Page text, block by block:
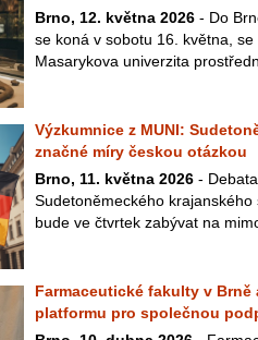
Brno, 12. května 2026 - Do
se koná v sobotu 16. května,
Masarykova univerzita
Výzkumnice z MUNI:
značné míry českou otázkou
Brno, 11. května 2026 -
Sudetoněmeckého
bude ve čtvrtek zabývat na
Farmaceutické fakulty v Brně
platformu pro společnou